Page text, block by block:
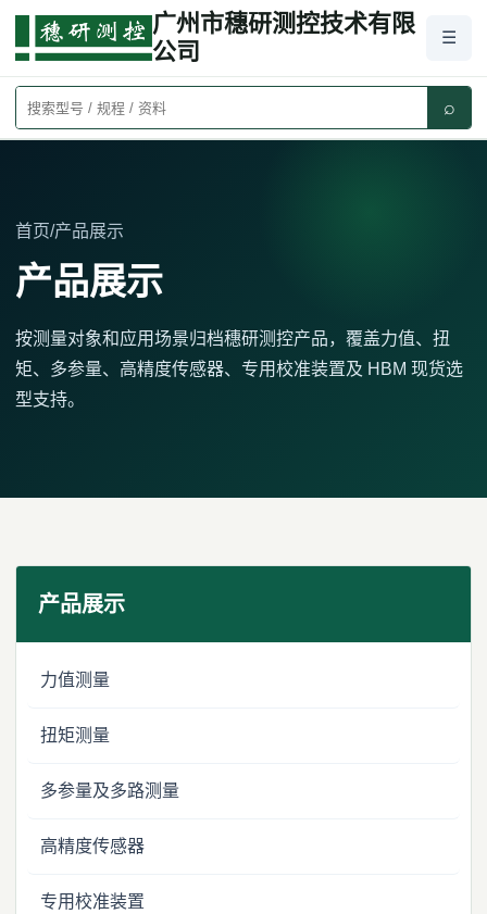
广州市穗研测控技术有限
公司
☰
⌕
首页/产品展示
产品展示
按测量对象和应用场景归档穗研测控产品，覆盖力值、扭
矩、多参量、高精度传感器、专用校准装置及 HBM 现货选
型支持。
产品展示
力值测量
扭矩测量
多参量及多路测量
高精度传感器
专用校准装置